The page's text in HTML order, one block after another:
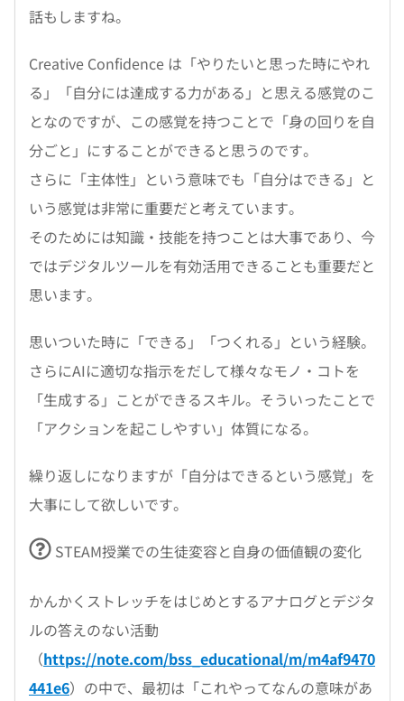
話もしますね。
Creative Confidence は「やりたいと思った時にやれ
る」「自分には達成する力がある」と思える感覚のこ
となのですが、この感覚を持つことで「身の回りを自
分ごと」にすることができると思うのです。
さらに「主体性」という意味でも「自分はできる」と
いう感覚は非常に重要だと考えています。
そのためには知識・技能を持つことは大事であり、今
ではデジタルツールを有効活用できることも重要だと
思います。
思いついた時に「できる」「つくれる」という経験。
さらにAIに適切な指示をだして様々なモノ・コトを
「生成する」ことができるスキル。そういったことで
「アクションを起こしやすい」体質になる。
繰り返しになりますが「自分はできるという感覚」を
大事にして欲しいです。
STEAM授業での生徒変容と自身の価値観の変化
かんかくストレッチをはじめとするアナログとデジタ
ルの答えのない活動
（https://note.com/bss_educational/m/m4af9470
441e6）の中で、最初は「これやってなんの意味があ